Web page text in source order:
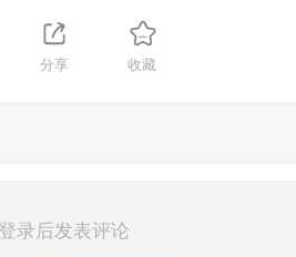
分享 收藏
录后发表评论